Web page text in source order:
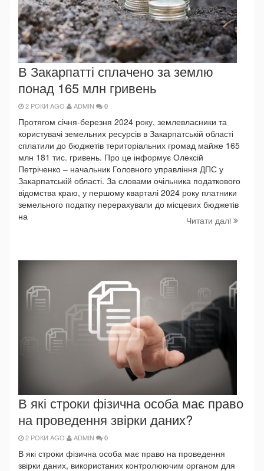
В Закарпатті сплачено за землю
понад 165 млн гривень
2 РОКИ AGO ADMIN 0
Протягом січня-березня 2024 року, землевласники та
користувачі земельних ресурсів в Закарпатській області
сплатили до бюджетів територіальних громад майже 165
млн 181 тис. гривень. Про це інформує Олексій
Петріченко – начальник Головного управління ДПС у
Закарпатській області. За словами очільника податкового
відомства краю, у першому кварталі 2024 року платники
земельного податку перерахували до місцевих бюджетів
на
Читати далi
В які строки фізична особа має право
на проведення звірки даних?
2 РОКИ AGO ADMIN 0
В які строки фізична особа має право на проведення
звірки даних, використаних контролюючим органом для